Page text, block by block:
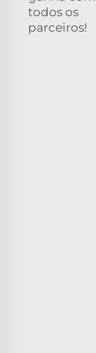
todos os
parceiros!